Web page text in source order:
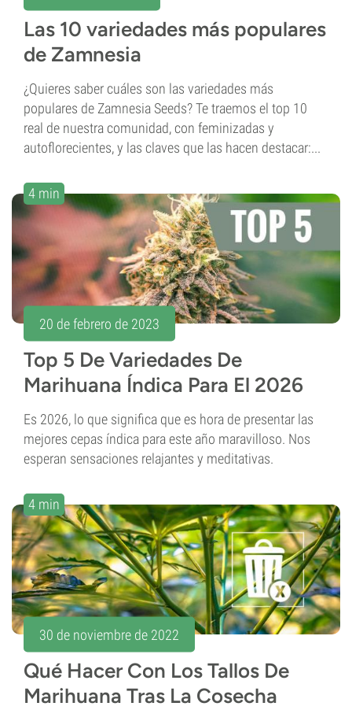
Las 10 variedades más populares
de Zamnesia
¿Quieres saber cuáles son las variedades más
populares de Zamnesia Seeds? Te traemos el top 10
real de nuestra comunidad, con feminizadas y
autoflorecientes, y las claves que las hacen destacar:...
4 min
20 de febrero de 2023
Top 5 De Variedades De
Marihuana Índica Para El 2026
Es 2026, lo que significa que es hora de presentar las
mejores cepas índica para este año maravilloso. Nos
esperan sensaciones relajantes y meditativas.
4 min
30 de noviembre de 2022
Qué Hacer Con Los Tallos De
Marihuana Tras La Cosecha